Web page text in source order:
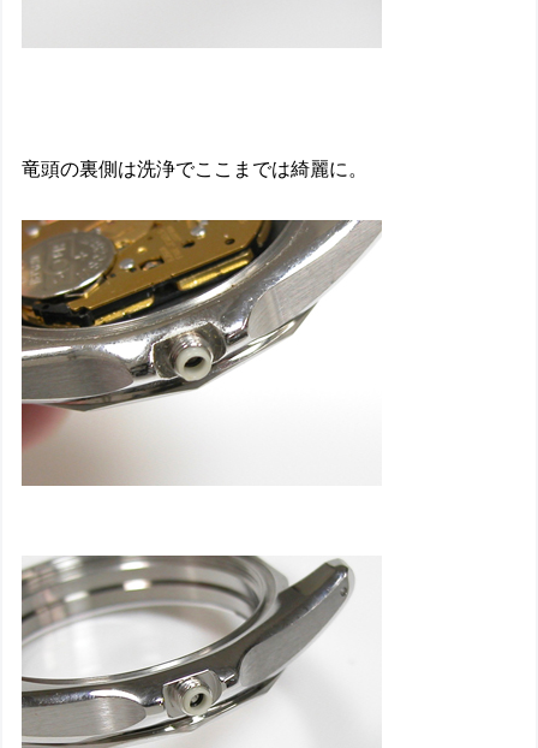
竜頭の裏側は洗浄でここまでは綺麗に。